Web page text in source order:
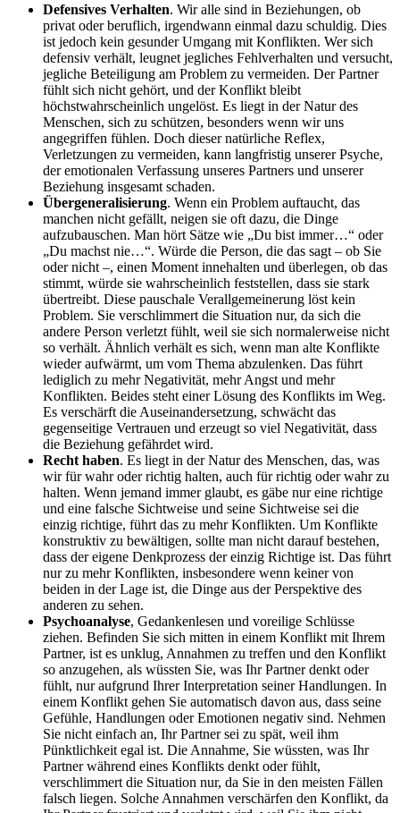
Defensives Verhalten. Wir alle sind in Beziehungen, ob
privat oder beruflich, irgendwann einmal dazu schuldig. Dies
ist jedoch kein gesunder Umgang mit Konflikten. Wer sich
defensiv verhält, leugnet jegliches Fehlverhalten und versucht,
jegliche Beteiligung am Problem zu vermeiden. Der Partner
fühlt sich nicht gehört, und der Konflikt bleibt
höchstwahrscheinlich ungelöst. Es liegt in der Natur des
Menschen, sich zu schützen, besonders wenn wir uns
angegriffen fühlen. Doch dieser natürliche Reflex,
Verletzungen zu vermeiden, kann langfristig unserer Psyche,
der emotionalen Verfassung unseres Partners und unserer
Beziehung insgesamt schaden.
Übergeneralisierung. Wenn ein Problem auftaucht, das
manchen nicht gefällt, neigen sie oft dazu, die Dinge
aufzubauschen. Man hört Sätze wie „Du bist immer…“ oder
„Du machst nie…“. Würde die Person, die das sagt – ob Sie
oder nicht –, einen Moment innehalten und überlegen, ob das
stimmt, würde sie wahrscheinlich feststellen, dass sie stark
übertreibt. Diese pauschale Verallgemeinerung löst kein
Problem. Sie verschlimmert die Situation nur, da sich die
andere Person verletzt fühlt, weil sie sich normalerweise nicht
so verhält. Ähnlich verhält es sich, wenn man alte Konflikte
wieder aufwärmt, um vom Thema abzulenken. Das führt
lediglich zu mehr Negativität, mehr Angst und mehr
Konflikten. Beides steht einer Lösung des Konflikts im Weg.
Es verschärft die Auseinandersetzung, schwächt das
gegenseitige Vertrauen und erzeugt so viel Negativität, dass
die Beziehung gefährdet wird.
Recht haben. Es liegt in der Natur des Menschen, das, was
wir für wahr oder richtig halten, auch für richtig oder wahr zu
halten. Wenn jemand immer glaubt, es gäbe nur eine richtige
und eine falsche Sichtweise und seine Sichtweise sei die
einzig richtige, führt das zu mehr Konflikten. Um Konflikte
konstruktiv zu bewältigen, sollte man nicht darauf bestehen,
dass der eigene Denkprozess der einzig Richtige ist. Das führt
nur zu mehr Konflikten, insbesondere wenn keiner von
beiden in der Lage ist, die Dinge aus der Perspektive des
anderen zu sehen.
Psychoanalyse, Gedankenlesen und voreilige Schlüsse
ziehen. Befinden Sie sich mitten in einem Konflikt mit Ihrem
Partner, ist es unklug, Annahmen zu treffen und den Konflikt
so anzugehen, als wüssten Sie, was Ihr Partner denkt oder
fühlt, nur aufgrund Ihrer Interpretation seiner Handlungen. In
einem Konflikt gehen Sie automatisch davon aus, dass seine
Gefühle, Handlungen oder Emotionen negativ sind. Nehmen
Sie nicht einfach an, Ihr Partner sei zu spät, weil ihm
Pünktlichkeit egal ist. Die Annahme, Sie wüssten, was Ihr
Partner während eines Konflikts denkt oder fühlt,
verschlimmert die Situation nur, da Sie in den meisten Fällen
falsch liegen. Solche Annahmen verschärfen den Konflikt, da